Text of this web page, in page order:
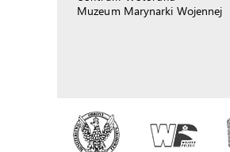
Muzeum Marynarki Wojennej